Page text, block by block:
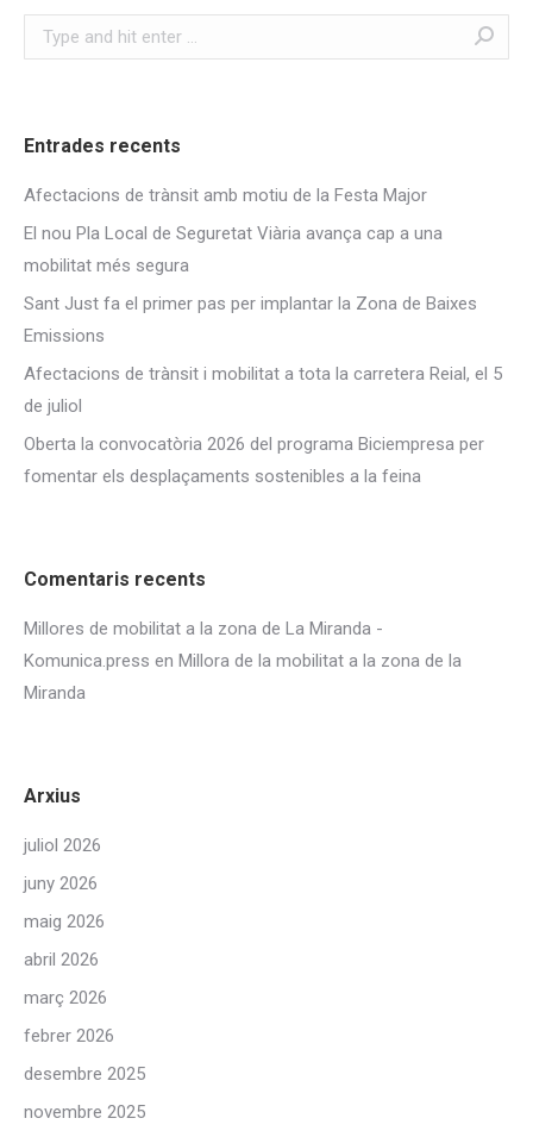
Search:
Entrades recents
Afectacions de trànsit amb motiu de la Festa Major
El nou Pla Local de Seguretat Viària avança cap a una
mobilitat més segura
Sant Just fa el primer pas per implantar la Zona de Baixes
Emissions
Afectacions de trànsit i mobilitat a tota la carretera Reial, el 5
de juliol
Oberta la convocatòria 2026 del programa Biciempresa per
fomentar els desplaçaments sostenibles a la feina
Comentaris recents
Millores de mobilitat a la zona de La Miranda -
Komunica.press en Millora de la mobilitat a la zona de la
Miranda
Arxius
juliol 2026
juny 2026
maig 2026
abril 2026
març 2026
febrer 2026
desembre 2025
novembre 2025